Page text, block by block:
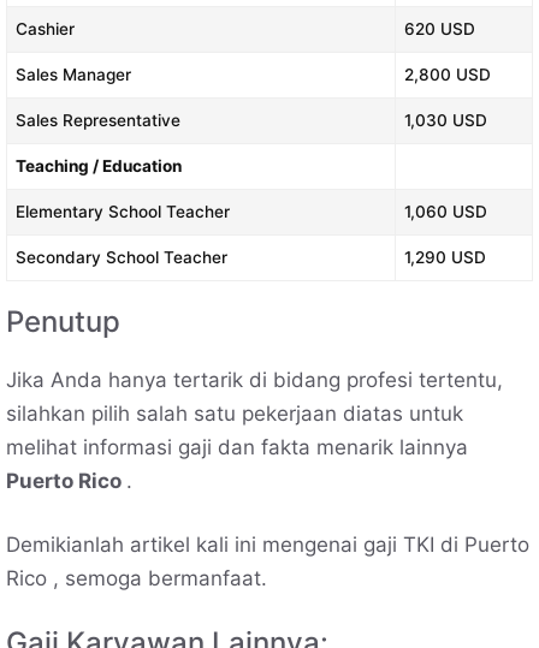
Cashier 620 USD
Sales Manager 2,800 USD
Sales Representative 1,030 USD
Teaching / Education
Elementary School Teacher 1,060 USD
Secondary School Teacher 1,290 USD
Penutup
Jika Anda hanya tertarik di bidang profesi tertentu,
silahkan pilih salah satu pekerjaan diatas untuk
melihat informasi gaji dan fakta menarik lainnya
Puerto Rico .
Demikianlah artikel kali ini mengenai gaji TKI di Puerto
Rico , semoga bermanfaat.